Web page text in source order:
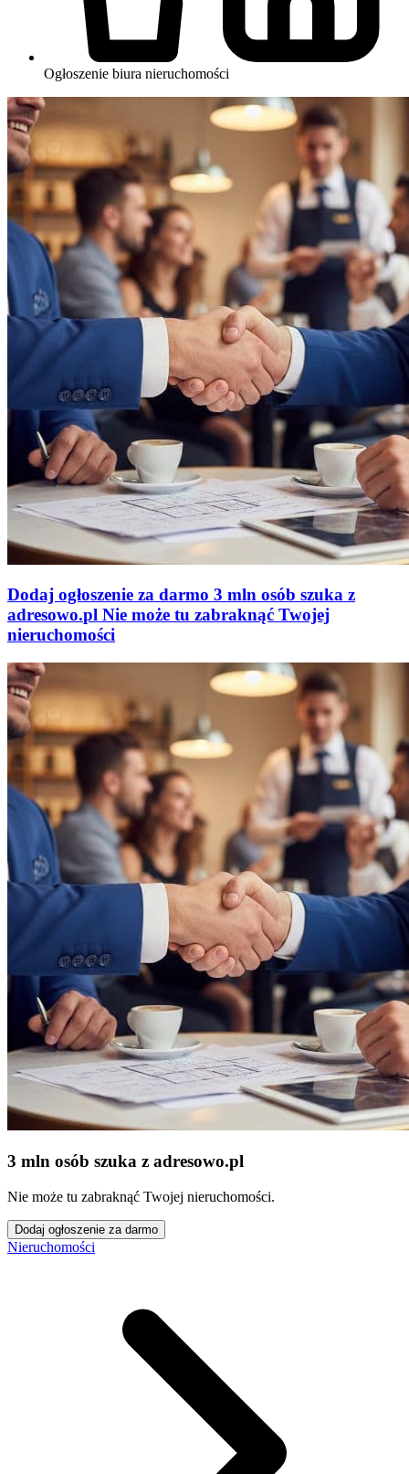
Ogłoszenie biura nieruchomości
Dodaj ogłoszenie za darmo 3 mln osób szuka z
adresowo.pl Nie może tu zabraknąć Twojej
nieruchomości
3 mln osób szuka z adresowo.pl
Nie może tu zabraknąć Twojej nieruchomości.
Dodaj ogłoszenie za darmo
Nieruchomości